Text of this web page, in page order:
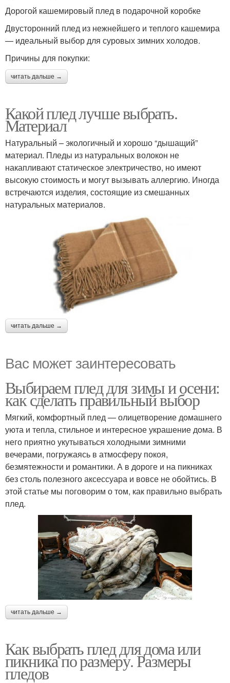
Дорогой кашемировый плед в подарочной коробке
Двусторонний плед из нежнейшего и теплого кашемира
— идеальный выбор для суровых зимних холодов.
Причины для покупки:
читать дальше →
Какой плед лучше выбрать.
Материал
Натуральный – экологичный и хорошо “дышащий”
материал. Пледы из натуральных волокон не
накапливают статическое электричество, но имеют
высокую стоимость и могут вызывать аллергию. Иногда
встречаются изделия, состоящие из смешанных
натуральных материалов.
читать дальше →
Вас может заинтересовать
Выбираем плед для зимы и осени:
как сделать правильный выбор
Мягкий, комфортный плед — олицетворение домашнего
уюта и тепла, стильное и интересное украшение дома. В
него приятно укутываться холодными зимними
вечерами, погружаясь в атмосферу покоя,
безмятежности и романтики. А в дороге и на пикниках
без столь полезного аксессуара и вовсе не обойтись. В
этой статье мы поговорим о том, как правильно выбрать
плед.
читать дальше →
Как выбрать плед для дома или
пикника по размеру. Размеры
пледов